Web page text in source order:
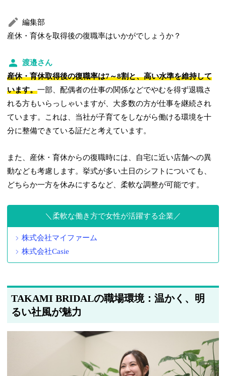
編集部
産休・育休を取得後の復職率はいかがでしょうか？
渡邉さん
産休・育休取得後の復職率は7～8割と、高い水準を維持して
います。一部、配偶者の仕事の関係などでやむを得ず退職さ
れる方もいらっしゃいますが、大多数の方が仕事を継続され
ています。これは、当社が子育てをしながら働ける環境を十
分に整備できている証だと考えています。
また、産休・育休からの復職時には、自宅に近い店舗への異
動なども考慮します。挙式が多い土日のシフトについても、
どちらか一方を休みにするなど、柔軟な調整が可能です。
柔軟な働き方で女性が活躍する企業
株式会社マイファーム
株式会社Casie
TAKAMI BRIDALの職場環境：温かく、明
るい社風が魅力